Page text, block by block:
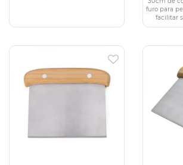
furo para
facilitar